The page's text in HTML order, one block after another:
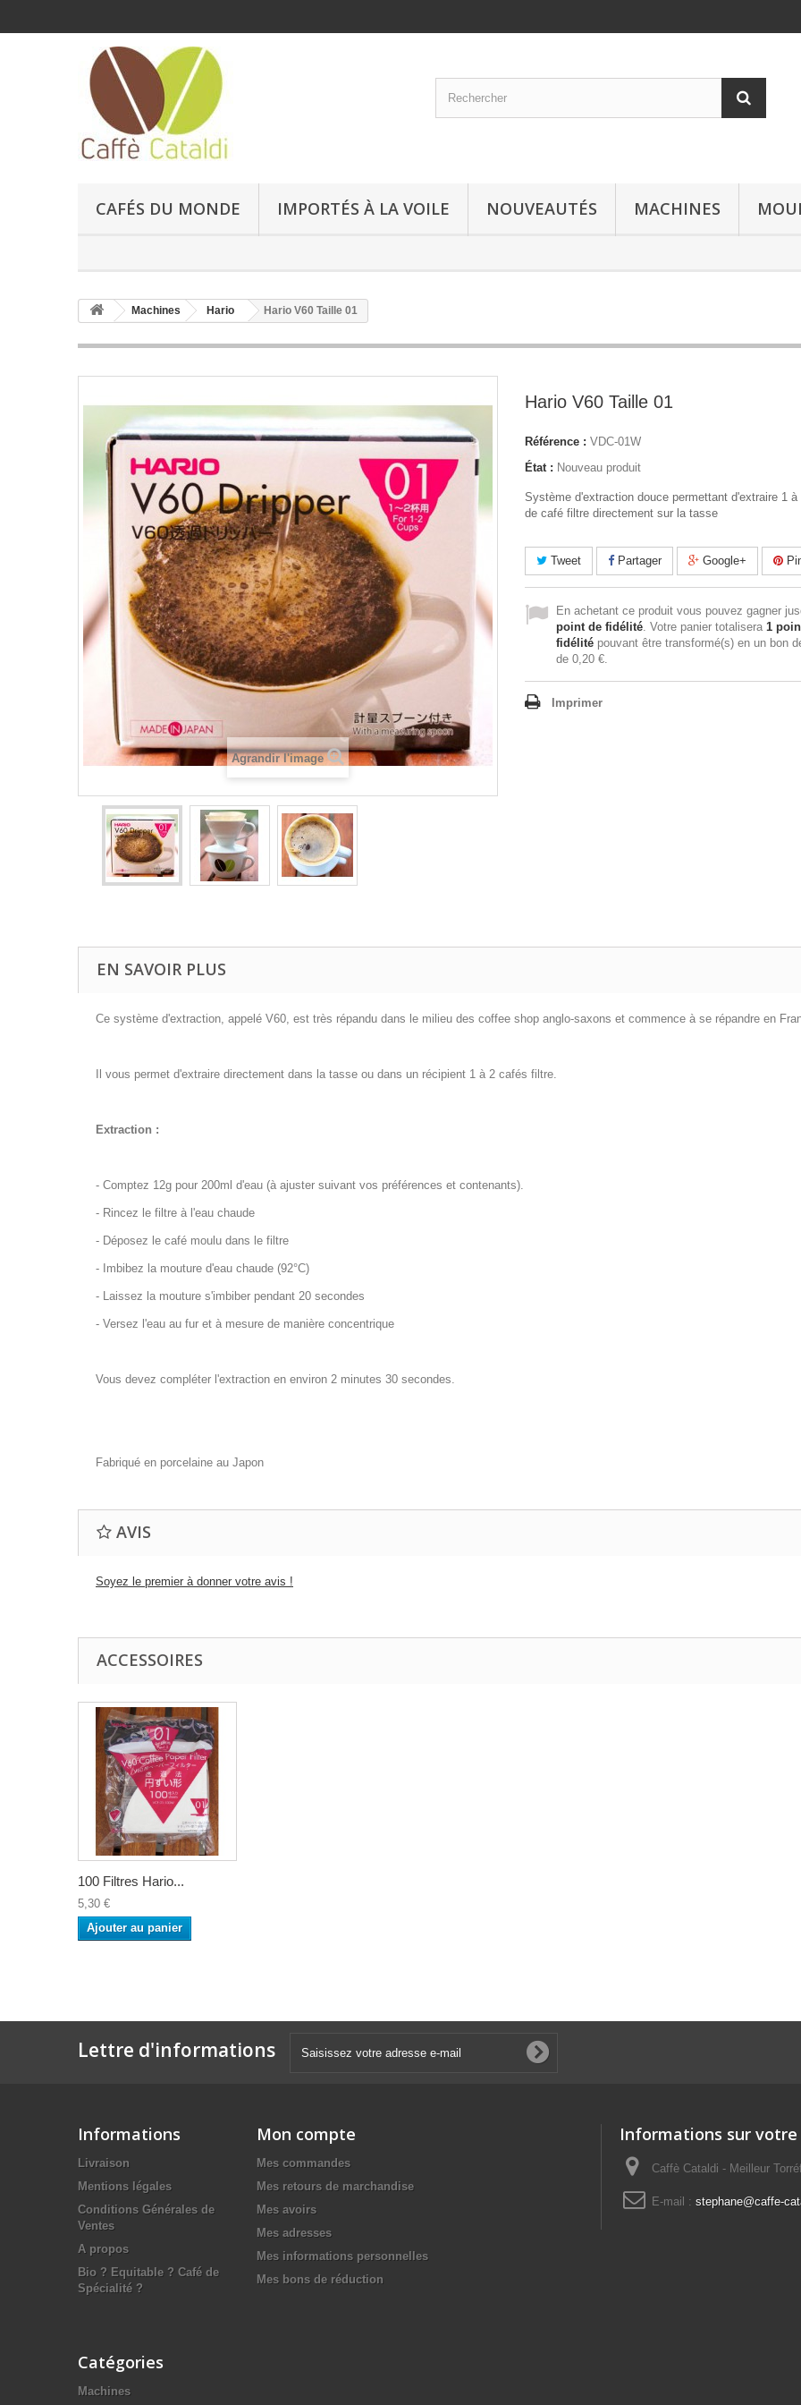
CAFÉS DU MONDE IMPORTÉS À LA VOILE NOUVEAUTÉS MACHINES
Machines Hario Hario V60 Taille 01
Agrandir l'image
Hario V60 Taille 01
Référence : VDC-01W
État : Nouveau produit
Système d'extraction douce permettant d'extraire 1
de café filtre directement sur la tasse
Tweet Partager Google+
En achetant ce produit vous pouvez gagner
point de fidélité. Votre panier totalisera 1
fidélité pouvant être transformé(s) en un bon
de 0,20 €.
Imprimer
EN SAVOIR PLUS
Ce système d'extraction, appelé V60, est très répandu dans le milieu des coffee shop anglo-saxons et commence à se répandre en
Il vous permet d'extraire directement dans la tasse ou dans un récipient 1 à 2 cafés filtre.
Extraction :
- Comptez 12g pour 200ml d'eau (à ajuster suivant vos préférences et contenants).
- Rincez le filtre à l'eau chaude
- Déposez le café moulu dans le filtre
- Imbibez la mouture d'eau chaude (92°C)
- Laissez la mouture s'imbiber pendant 20 secondes
- Versez l'eau au fur et à mesure de manière concentrique
Vous devez compléter l'extraction en environ 2 minutes 30 secondes.
Fabriqué en porcelaine au Japon
AVIS
Soyez le premier à donner votre avis !
ACCESSOIRES
100 Filtres Hario...
5,30 €
Ajouter au panier
Lettre d'informations
Informations
Livraison
Mentions légales
Conditions Générales de
Ventes
A propos
Bio ? Equitable ? Café de
Spécialité ?
Mon compte
Mes commandes
Mes retours de marchandise
Mes avoirs
Mes adresses
Mes informations personnelles
Mes bons de réduction
Informations sur
Caffè Cataldi - Meilleur
E-mail : stephane@caffe-
Catégories
Machines